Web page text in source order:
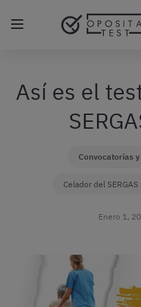
Así es el
Convocatorias
Celador del
Enero 1,